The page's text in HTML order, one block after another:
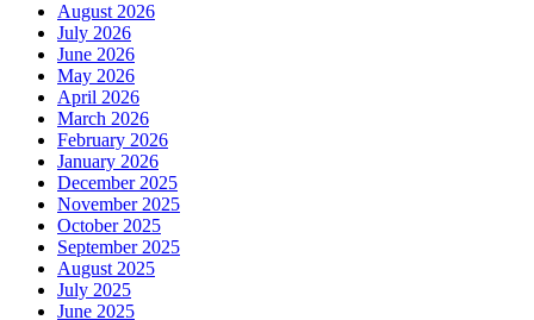
August 2026
July 2026
June 2026
May 2026
April 2026
March 2026
February 2026
January 2026
December 2025
November 2025
October 2025
September 2025
August 2025
July 2025
June 2025